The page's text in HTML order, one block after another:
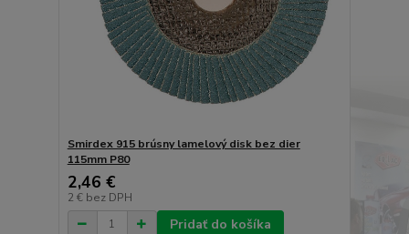
Smirdex 915 brúsny lamelový disk bez dier
115mm P80
2,46 €
2 € bez DPH
Pridať do košíka